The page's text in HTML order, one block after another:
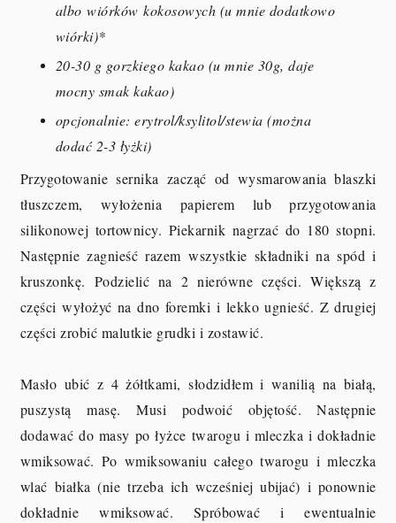
albowiórków kokosowych (u mnie dodatkowo
wiórki)*
20-30 g gorzkiego kakao (u mnie 30g, daje
mocny smak kakao)
opcjonalnie: erytrol/ksylitol/stewia (można
dodać 2-3 łyżki)
Przygotowanie sernika zacząć od wysmarowania blaszki
tłuszczem, wyłożenia papierem lub przygotowania
silikonowej tortownicy. Piekarnik nagrzać do 180 stopni.
Następnie zagnieść razem wszystkie składniki na spód i
kruszonkę. Podzielić na 2 nierówne części. Większą z
części wyłożyć na dno foremki i lekko ugnieść. Z drugiej
części zrobić malutkie grudki i zostawić.
Masło ubić z 4 żółtkami, słodzidłem i wanilią na białą,
puszystą masę. Musi podwoić objętość. Następnie
dodawać do masy po łyżce twarogu i mleczka i dokładnie
wmiksować. Po wmiksowaniu całego twarogu i mleczka
wlać białka (nie trzeba ich wcześniej ubijać) i ponownie
dokładnie wmiksować. Spróbować i ewentualnie